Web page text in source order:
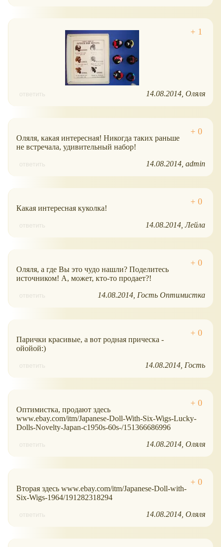
ответить 14.08.2014 Оляля
Оляля, какая интересная! Никогда таких раньше
не встречала, удивительный набор!
ответить 14.08.2014 admin
Какая интересная куколка!
ответить 14.08.2014 Лейла
Оляля, а где Вы это чудо нашли? Поделитесь
источником! А, может, кто-то продает?!
ответить 14.08.2014 Гость Оптимистка
Парички красивые, а вот родная прическа -
ойойой:)
ответить 14.08.2014 Гость
Оптимистка, продают здесь
www.ebay.com/itm/Japanese-Doll-With-Six-Wigs-Lucky-
Dolls-Novelty-Japan-c1950s-60s-/151366686996
ответить 14.08.2014 Оляля
Вторая здесь www.ebay.com/itm/Japanese-Doll-with-
Six-Wigs-1964/191282318294
ответить 14.08.2014 Оляля